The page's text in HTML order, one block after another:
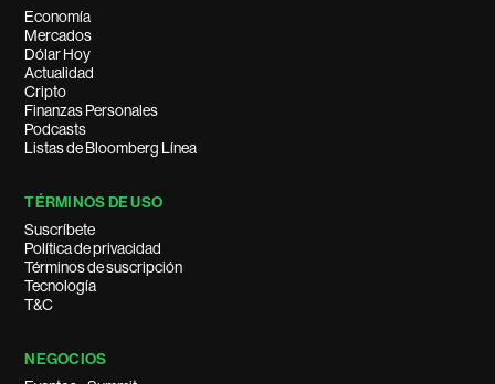
Economía
Mercados
Dólar Hoy
Actualidad
Cripto
Finanzas Personales
Podcasts
Listas de Bloomberg Línea
TÉRMINOS DE USO
Suscríbete
Política de privacidad
Términos de suscripción
Tecnología
T&C
NEGOCIOS